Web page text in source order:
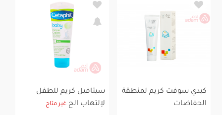
كيدي سوفت كريم لمنطقة
الحفاضات
سيتافيل كريم للطفل
لإلتهاب الح غير متاح